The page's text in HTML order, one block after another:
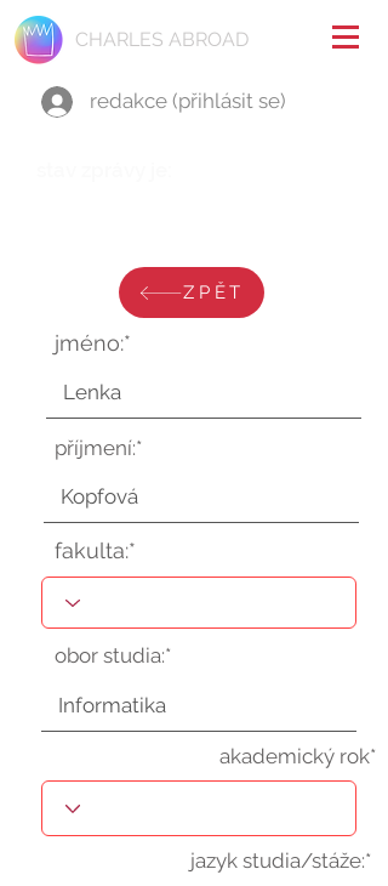
CHARLES ABROAD
redakce (přihlásit se)
ZPĚT
jméno:*
příjmení:*
fakulta:*
obor studia:*
akademický rok*
jazyk studia/stáže:*